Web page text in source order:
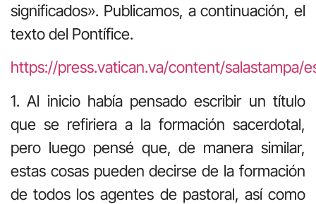
significados». Publicamos, a continuación, el
texto del Pontífice.
https://press.vatican.va/content/
1. Al inicio había pensado escribir un título
que se refiriera a la formación sacerdotal,
pero luego pensé que, de manera similar,
estas cosas pueden decirse de la formación
de todos los agentes de pastoral, así como